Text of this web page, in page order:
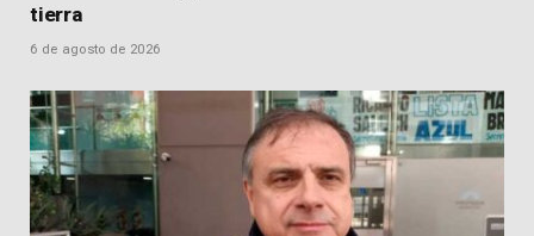
tierra
6 de agosto de 2026